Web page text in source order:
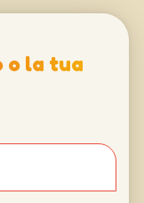
o la tua